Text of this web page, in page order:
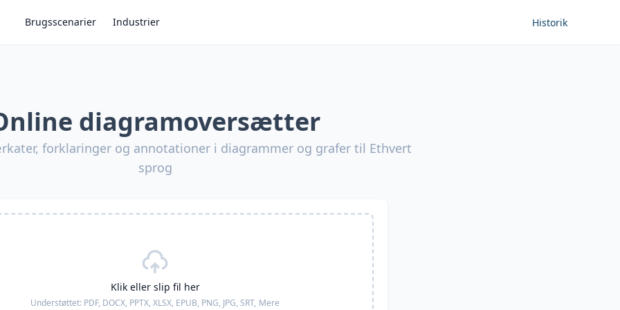
Brugsscenarier Industrier Historik
diagramoversætter
forklaringer og annotationer i diagrammer og grafer til Ethvert
sprog
Klik eller slip fil her
Understøttet: PDF, DOCX, PPTX, XLSX, EPUB, PNG, JPG, SRT, Mere